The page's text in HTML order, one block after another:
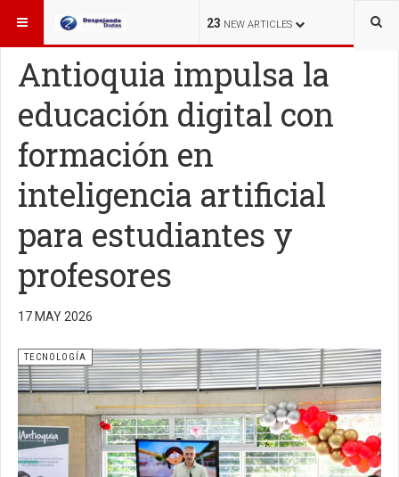
23 NEW ARTICLES
ESTÁ AQUÍ: TECNOLOGÍA
Antioquia impulsa la
educación digital con
formación en
inteligencia artificial
para estudiantes y
profesores
17 MAY 2026
TECNOLOGÍA